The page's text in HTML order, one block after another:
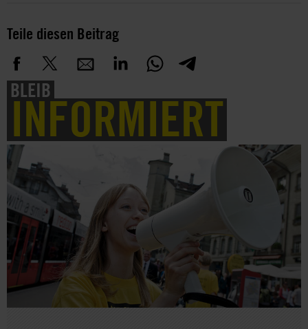
Teile diesen Beitrag
BLEIB
INFORMIERT